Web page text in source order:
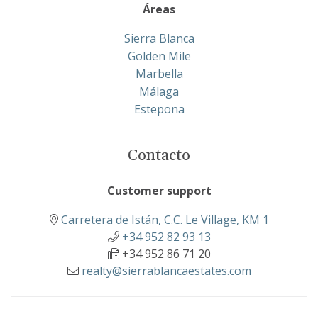
Áreas
Sierra Blanca
Golden Mile
Marbella
Málaga
Estepona
Contacto
Customer support
Carretera de Istán, C.C. Le Village, KM 1
+34 952 82 93 13
+34 952 86 71 20
realty@sierrablancaestates.com